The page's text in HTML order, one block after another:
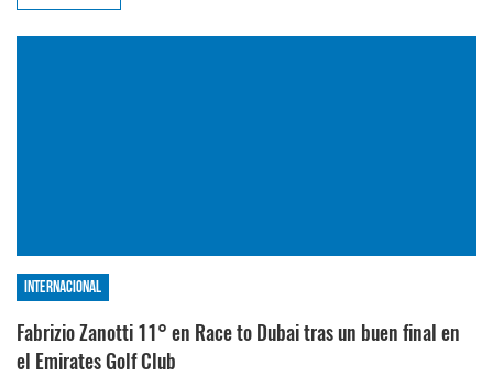
Internacional
Fabrizio Zanotti 11° en Race to Dubai tras un buen final en
el Emirates Golf Club